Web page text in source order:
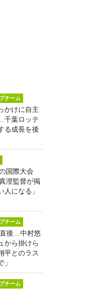
チーム
かけに自主
千葉ロッテ
る成長を後
国際大会
澄監督が掲
人になる」
チーム
後…中村悠
から掛けら
とのラス
チーム